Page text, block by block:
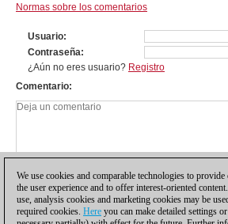
Normas sobre los comentarios
Usuario
Contraseña
¿Aún no eres usuario? Registro
Comentario
We use cookies and comparable technologies to
the user experience and to offer interest-oriented
use, analysis cookies and marketing cookies may be
required cookies. Here you can make detailed settings